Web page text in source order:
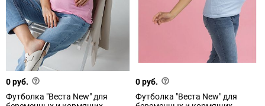
0 руб.
Футболка "Веста New" для
0 руб.
Футболка "Веста New" для